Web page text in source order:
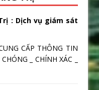
: Dịch vụ giám sát
CẤP THÔNG TIN
_ CHÍNH XÁC _